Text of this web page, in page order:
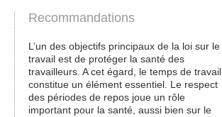
Recommandations
L’un des objectifs principaux de la loi sur le
travail est de protéger la santé des
travailleurs. A cet égard, le temps de travail
constitue un élément essentiel. Le respect
des périodes de repos joue un rôle
important pour la santé, aussi bien sur le